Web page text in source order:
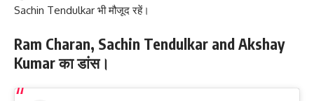
Sachin Tendulkar भी मौजूद रहें।
Ram Charan, Sachin Tendulkar and Akshay
Kumar का डांस।